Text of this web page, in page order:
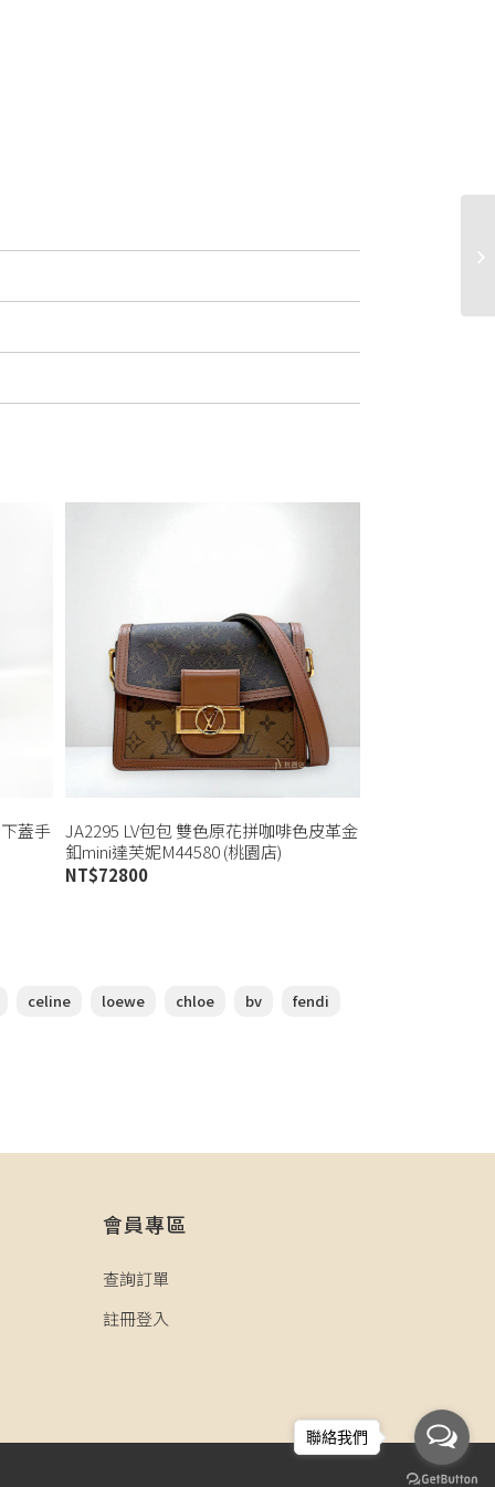
蓋手
JA2295 LV包包 雙色原花拼咖啡色皮革金
釦mini達芙妮M44580 (桃園店)
NT$72800
celine loewe chloe bv
fendi
會員專區
查詢訂單
註冊登入
聯絡我們